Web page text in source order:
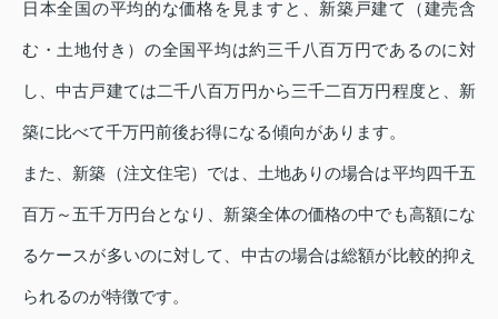
日本全国の平均的な価格を見ますと、新築戸建て（建売含
む・土地付き）の全国平均は約三千八百万円であるのに対
し、中古戸建ては二千八百万円から三千二百万円程度と、新
築に比べて千万円前後お得になる傾向があります。
また、新築（注文住宅）では、土地ありの場合は平均四千五
百万～五千万円台となり、新築全体の価格の中でも高額にな
るケースが多いのに対して、中古の場合は総額が比較的抑え
られるのが特徴です。